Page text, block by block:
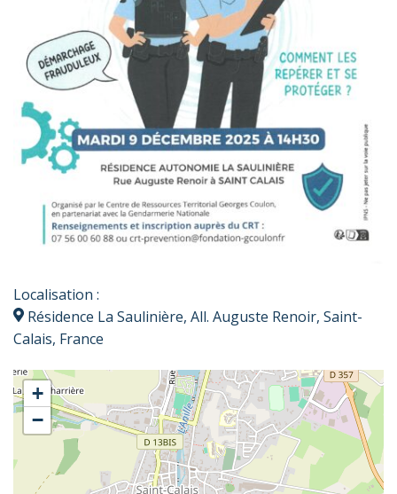
Localisation :
Résidence La Saulinière, All. Auguste Renoir, Saint-
Calais, France
+
−